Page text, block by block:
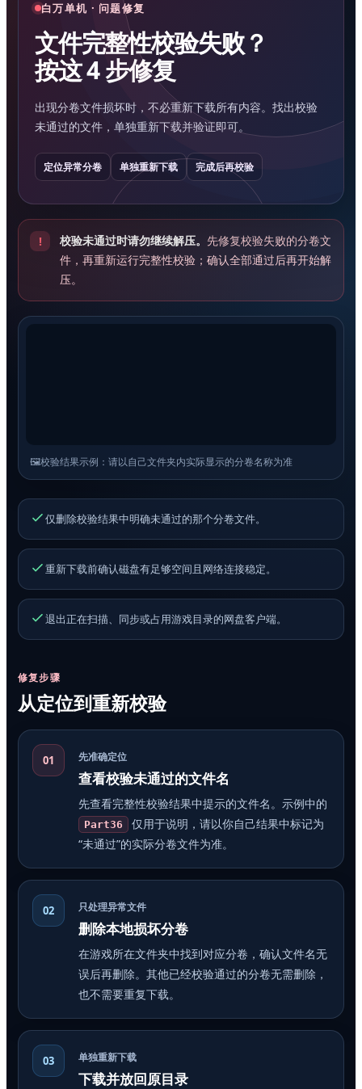
白万单机 · 问题修复
文件完整性校验失败？
按这 4 步修复
出现分卷文件损坏时，不必重新下载所有内容。找出校验
未通过的文件，单独重新下载并验证即可。
定位异常分卷 单独重新下载 完成后再校验
! 校验未通过时请勿继续解压。 先修复校验失败的分卷文
件，再重新运行完整性校验；确认全部通过后再开始解
压。
🖼️校验结果示例：请以自己文件夹内实际显示的分卷名称为准
仅删除校验结果中明确未通过的那个分卷文件。
重新下载前确认磁盘有足够空间且网络连接稳定。
退出正在扫描、同步或占用游戏目录的网盘客户端。
修复步骤
从定位到重新校验
01 先准确定位
查看校验未通过的文件名
先查看完整性校验结果中提示的文件名。示例中的
Part36
仅用于说明，请以你自己结果中标记为
“未通过”的实际分卷文件为准。
02 只处理异常文件
删除本地损坏分卷
在游戏所在文件夹中找到对应分卷，确认文件名无
误后再删除。其他已经校验通过的分卷无需删除，
也不需要重复下载。
03 单独重新下载
下载并放回原目录